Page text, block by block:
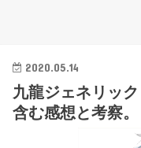
2020.05.14
九龍ジェネリッ
含む感想と考察。